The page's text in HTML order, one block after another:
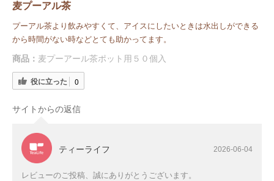
麦プーアル茶
プーアル茶より飲みやすくて、アイスにしたいときは水出しができる
から時間がない時などとても助かってます。
商品： 麦プーアール茶ポット用５０個入
役に立った 0
サイトからの返信
ティーライフ 2026-06-04
レビューのご投稿、誠にありがとうございます。